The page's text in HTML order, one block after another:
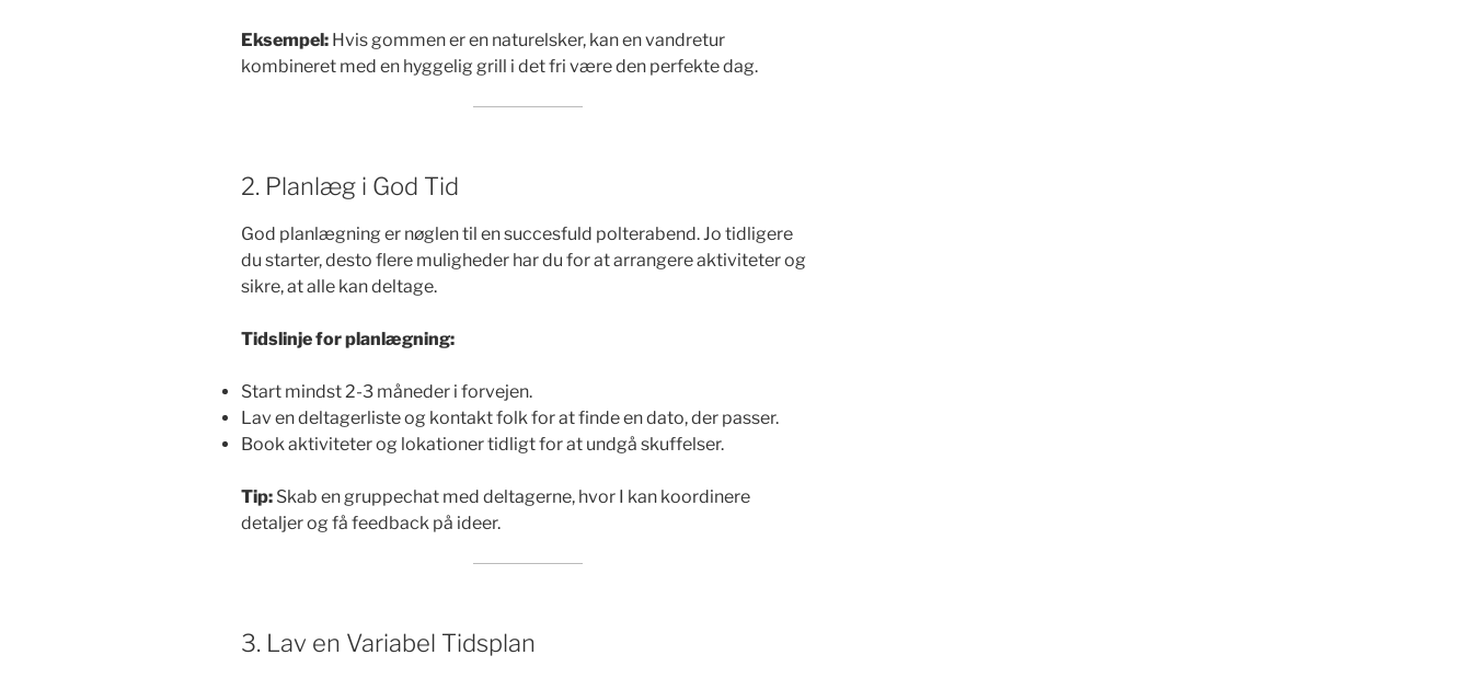
Eksempel: Hvis gommen er en naturelsker, kan en vandretur
kombineret med en hyggelig grill i det fri være den perfekte dag.
2. Planlæg i God Tid
God planlægning er nøglen til en succesfuld polterabend. Jo tidligere
du starter, desto flere muligheder har du for at arrangere aktiviteter og
sikre, at alle kan deltage.
Tidslinje for planlægning:
Start mindst 2-3 måneder i forvejen.
Lav en deltagerliste og kontakt folk for at finde en dato, der passer.
Book aktiviteter og lokationer tidligt for at undgå skuffelser.
Tip: Skab en gruppechat med deltagerne, hvor I kan koordinere
detaljer og få feedback på ideer.
3. Lav en Variabel Tidsplan